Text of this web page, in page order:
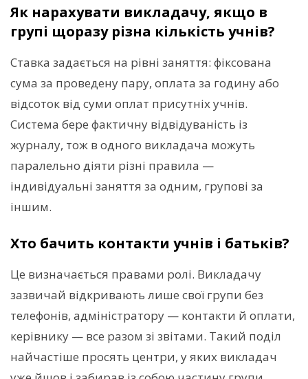
Як нарахувати викладачу, якщо в
групі щоразу різна кількість учнів?
Ставка задається на рівні заняття: фіксована
сума за проведену пару, оплата за годину або
відсоток від суми оплат присутніх учнів.
Система бере фактичну відвідуваність із
журналу, тож в одного викладача можуть
паралельно діяти різні правила —
індивідуальні заняття за одним, групові за
іншим.
Хто бачить контакти учнів і батьків?
Це визначається правами ролі. Викладачу
зазвичай відкривають лише свої групи без
телефонів, адміністратору — контакти й оплати,
керівнику — все разом зі звітами. Такий поділ
найчастіше просять центри, у яких викладач